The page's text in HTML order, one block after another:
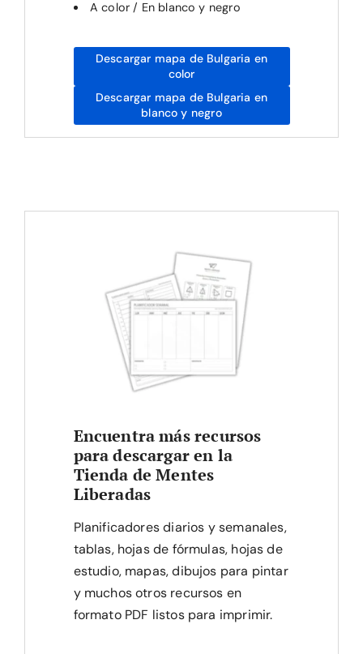
A color / En blanco y negro
Descargar mapa de Bulgaria en
color
Descargar mapa de Bulgaria en
blanco y negro
Encuentra más recursos
para descargar en la
Tienda de Mentes
Liberadas
Planificadores diarios y semanales,
tablas, hojas de fórmulas, hojas de
estudio, mapas, dibujos para pintar
y muchos otros recursos en
formato PDF listos para imprimir.